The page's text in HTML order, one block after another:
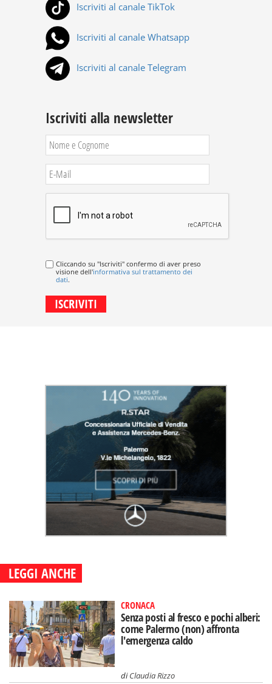
Iscriviti al canale TikTok
Iscriviti al canale Whatsapp
Iscriviti al canale Telegram
Iscriviti alla newsletter
Cliccando su "Iscriviti" confermo di aver preso
visione dell'informativa sul trattamento dei
dati.
LEGGI ANCHE
CRONACA
Senza posti al fresco e pochi alberi:
come Palermo (non) affronta
l'emergenza caldo
diClaudia Rizzo